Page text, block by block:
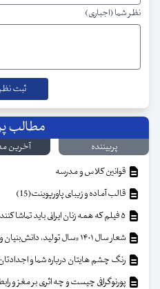
نظر شما (اجباری)
مطالب
پربیننده
آخرین
قوانین کلاس و مدرسه
قالب آماده و زیبای پاورپوینت(15)
شعار سال ۱۴۰۱ «سال تولید، دانش‌بنیان و اشتغال‌آفرین»
رنگ چشم هایتان درباره شما و
پورنوگرافی چیست و چه اثری بر مغز و